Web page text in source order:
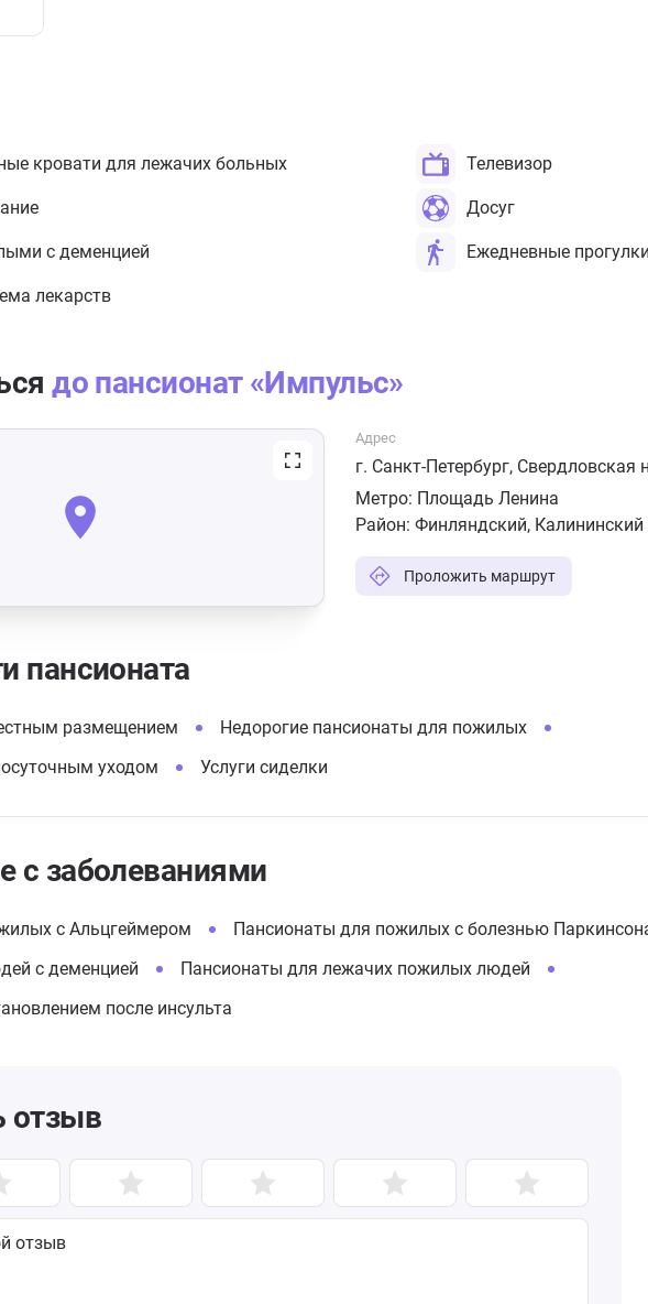
кровати для лежачих больных
с деменцией
лекарств
Телевизор
Досуг
Ежедневные
до пансионат «Импульс»
Адрес
г. Санкт-Петербург,
Метро: Площадь Ленина
Район: Финляндский, Калининский
Проложить маршрут
пансионата
размещением
Недорогие пансионаты для пожилых
уходом
Услуги сиделки
с заболеваниями
с Альцгеймером
Пансионаты для пожилых с болезнью
с деменцией
Пансионаты для лежачих пожилых людей
после инсульта
отзыв